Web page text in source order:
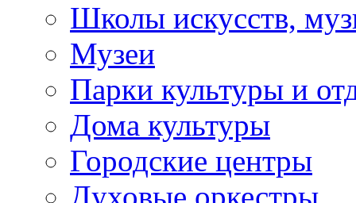
Школы искусств,
Музеи
Парки культуры и
Дома культуры
Городские центры